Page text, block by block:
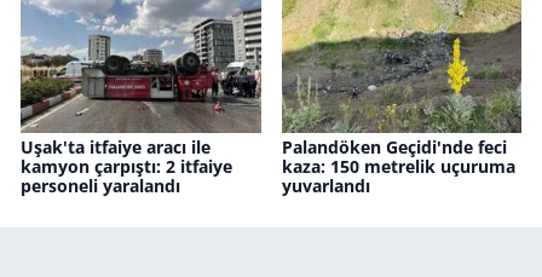
Uşak'ta itfaiye aracı ile
kamyon çarpıştı: 2 itfaiye
personeli yaralandı
Palandöken Geçidi'nde feci
kaza: 150 metrelik uçuruma
yuvarlandı